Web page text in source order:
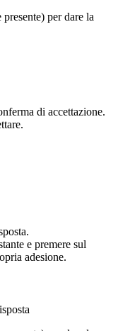
per dare la
di accettazione.
e premere sul
adesione.